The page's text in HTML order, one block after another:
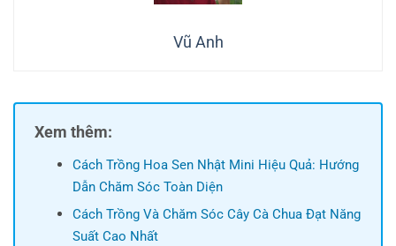
Vũ Anh
Xem thêm:
Cách Trồng Hoa Sen Nhật Mini Hiệu Quả: Hướng
Dẫn Chăm Sóc Toàn Diện
Cách Trồng Và Chăm Sóc Cây Cà Chua Đạt Năng
Suất Cao Nhất